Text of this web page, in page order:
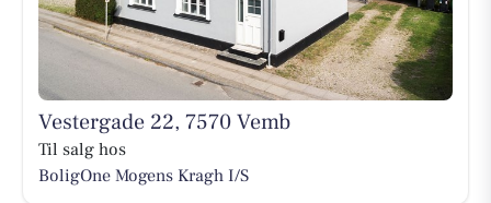
Vestergade 22, 7570 Vemb
Til salg hos
BoligOne Mogens Kragh I/S